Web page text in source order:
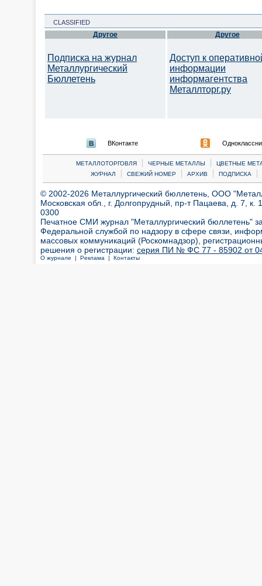
CLASSIFIED
Другое
Подписка на журнал
Металлургический
Бюллетень
Другое
Доступ к
информации
информагентства
Металлторг.ру
ВКонтакте
МЕТАЛЛОТОРГОВЛЯ | ЧЕРНЫЕ МЕТАЛЛЫ |
ЦВЕТНЫЕ
ЖУРНАЛ
| СВЕЖИЙ НОМЕР | АРХИВ | ПОДПИСКА |
© 2002-2026 Металлургический бюллетень, ООО
Московская обл., г. Долгопрудный, пр-т Пацаева, д. 7,
0300
Печатное СМИ журнал "Металлургический бюллетень"
Федеральной службой по надзору в сфере связи,
массовых коммуникаций (Роскомнадзор),
решения о регистрации: серия ПИ № ФС 77 - 85902 от 04
О журнале | Реклама | Контакты